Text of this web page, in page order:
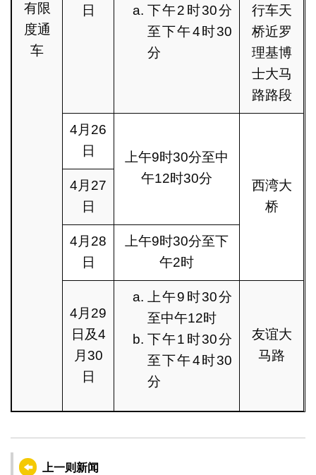
有限
度通
车
日
下午2时30分
至下午4时30
分
行车天
桥近罗
理基博
士大马
路路段
4月26
日
上午9时30分至中
午12时30分
西湾大
桥
4月27
日
4月28
日
上午9时30分至下
午2时
4月29
日及4
月30
日
上午9时30分
至中午12时
下午1时30分
至下午4时30
分
友谊大
马路
上一则新闻